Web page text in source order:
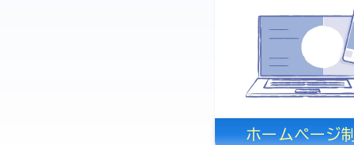
ホームページ